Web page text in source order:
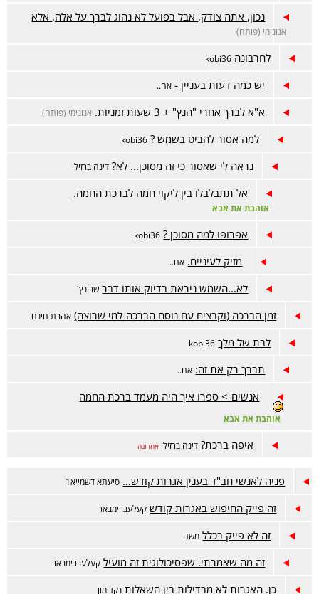
נכון, אתה צודק, אבל בפועל לא נהוג לברך על אלה, אלא
אנונימי (פותח)
לחרבונה kobi36
יש כמה דעות בעניין - אח..
א"א לברך אחרי "הנץ" + 3 שעות זמניות. אנונימי (פותח)
למה אסור להביט בשמש ? kobi36
נראה לי שאסור כי זה מסוכן... לא? דינה ברזילי
אל תתבלבלו בין ליקוי חמה לברכת החמה.
אוהבת את אבא
אפרופו למה מסוכן ? kobi36
מזיק לעיניים. אח..
לא...השמש ניראת בדיוק אותו דבר שבונץ'
זמן הברכה (וקבצים עם נוסח הברכה-למי שרוצה) אהבת חינם
לבת של מלך kobi36
תברך רק את זה: אח..
אנשים-> ספרו איך היה מעמד ברכת החמה
אוהבת את אבא
איפה ברכת? דינה ברזילי אחרונה
פניה לאנשי חב"ד בענין אגרות קודש… סיעתא דשמייא1
זה פייק החיפוש באגרות קודש קעלעברימבאר
זה לא פייק בכלל משה
זה מה שאמרתי. שפסיכולוגית זה מועיל קעלעברימבאר
כן. האגרות לא מבדילות בין השאלות נקדימון